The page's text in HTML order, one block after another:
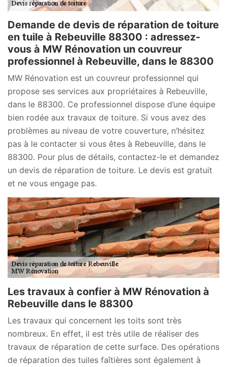
Demande de devis de réparation de toiture
en tuile à Rebeuville 88300 : adressez-
vous à MW Rénovation un couvreur
professionnel à Rebeuville, dans le 88300
MW Rénovation est un couvreur professionnel qui
propose ses services aux propriétaires à Rebeuville,
dans le 88300. Ce professionnel dispose d’une équipe
bien rodée aux travaux de toiture. Si vous avez des
problèmes au niveau de votre couverture, n’hésitez
pas à le contacter si vous êtes à Rebeuville, dans le
88300. Pour plus de détails, contactez-le et demandez
un devis de réparation de toiture. Le devis est gratuit
et ne vous engage pas.
Les travaux à confier à MW Rénovation à
Rebeuville dans le 88300
Les travaux qui concernent les toits sont très
nombreux. En effet, il est très utile de réaliser des
travaux de réparation de cette surface. Des opérations
de réparation des tuiles faîtières sont également à